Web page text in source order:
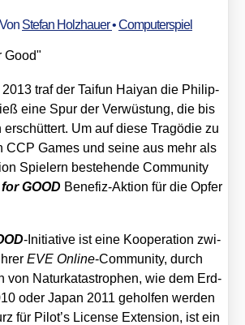
Stefan Holzhauer•Computerspiel
traf der Tai­fun Hai­yan die Phil­ip­
eine Spur der Ver­wüs­tung, die bis
Um auf die­se Tra­gö­die zu
CCP Games und sei­ne aus mehr als
Spie­lern bestehen­de Com­mu­ni­ty
GOOD Bene­fiz-Akti­on für die Opfer
-Initia­ti­ve ist eine Koope­ra­ti­on zwi­
EVE Online-Com­mu­ni­ty, durch
von Natur­ka­ta­stro­phen, wie dem Erd­
oder Japan 2011 gehol­fen wer­den
für Pilot’s Licen­se Exten­si­on, ist ein